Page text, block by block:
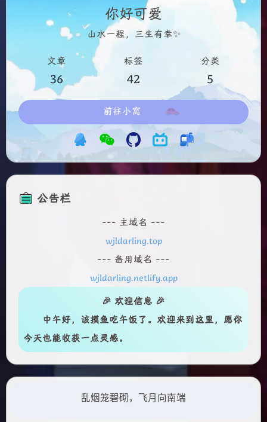
你好可爱
山水一程，三生有幸✨
文章
36
标签
42
分类
5
前往小窝
公告栏
--- 主域名 ---
wjldarling.top
--- 备用域名 ---
wjldarling.netlify.app
🎉 欢迎信息 🎉
中午好，该摸鱼吃午饭了。欢迎来到这里，愿你
今天也能收获一点灵感。
乱烟笼碧砌，飞月向南端